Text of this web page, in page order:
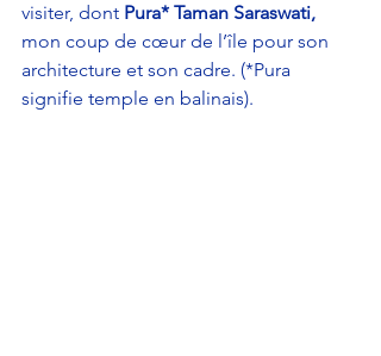
visiter, dont Pura* Taman Saraswati,
mon coup de cœur de l’île pour son
architecture et son cadre. (*Pura
signifie temple en balinais).